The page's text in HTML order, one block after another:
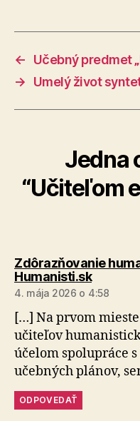
←
Učebný predmet
→
Umelý život
Jedna
“Učiteľom
Zdôrazňovanie
Humanisti.skhovorí:
4. mája 2026 o 4:58
[…] Na prvom
učiteľov
účelom spolupráce s
učebných plánov,
ODPOVEDAŤ